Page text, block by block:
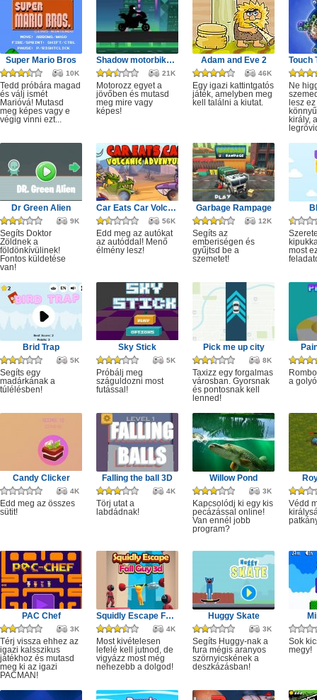
Super Mario Bros
10K
Tedd próbára magad
és válj ismét
Marióvá! Mutasd
meg képes vagy e
végig vinni ezt...
Shadow motorbike rider game
21K
Motorozz egyet a
jövőben és mutasd
meg mire vagy
képes!
Adam and Eve 2
46K
Egy igazi kattintgatós
játék, amelyben meg
kell találni a kiutat.
Ne
lesz
király,
Dr Green Alien
9K
Segíts Doktor
Zöldnek a
földönkívülinek!
Fontos küldetése
van!
Car Eats Car Volcanic Adventure
56K
Edd meg az autókat
az autóddal! Menő
élmény lesz!
Garbage Rampage
12K
Segíts az
emberiségen és
gyűjtsd be a
szemetet!
most
Brid Trap
5K
Segíts egy
madárkának a
túlélésben!
Sky Stick
5K
Próbálj meg
száguldozni most
futással!
Pick me up city
8K
Taxizz egy forgalmas
városban. Gyorsnak
és pontosnak kell
lenned!
a
Candy Clicker
4K
Edd meg az összes
sütit!
Falling the ball 3D
4K
Törj utat a
labdádnak!
Willow Pond
3K
Kapcsolódj ki egy kis
pecázással online!
Van ennél jobb
program?
Védd
PAC Chef
3K
Térj vissza ehhez az
igazi kalsszikus
játékhoz és mutasd
meg ki az igazi
PACMAN!
Squidly Escape Fall Guy 3D
4K
Most kivételesen
lefelé kell jutnod, de
vigyázz most még
nehezebb a dolgod!
Huggy Skate
3K
Segíts Huggy-nak a
fura mégis aranyos
szörnyicskének a
deszkázásban!
Sok
megy!